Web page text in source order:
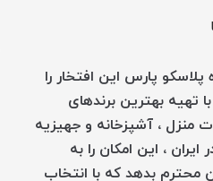
پلاسکو پارس این افتخار را
تهیه بهترین برندهای
منزل ، آشپزخانه و جهیزیه
ایران ، این امکان را به
محترم بدهد که با انتخاب